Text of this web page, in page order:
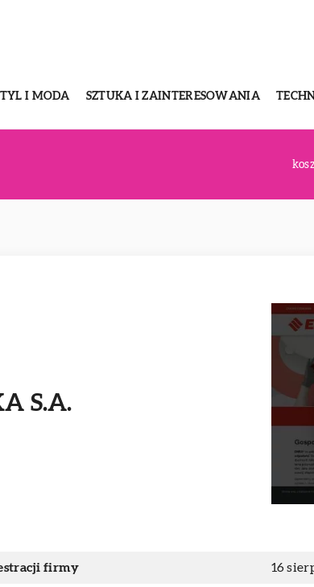
I MODA SZTUKA I ZAINTERESOWANIA
S.A.
firmy 16